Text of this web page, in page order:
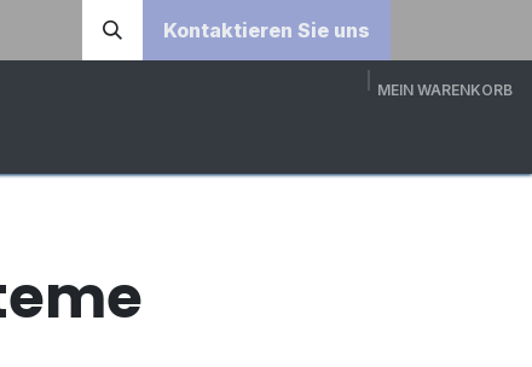
Kontaktieren Sie uns
MEIN WARENKORB